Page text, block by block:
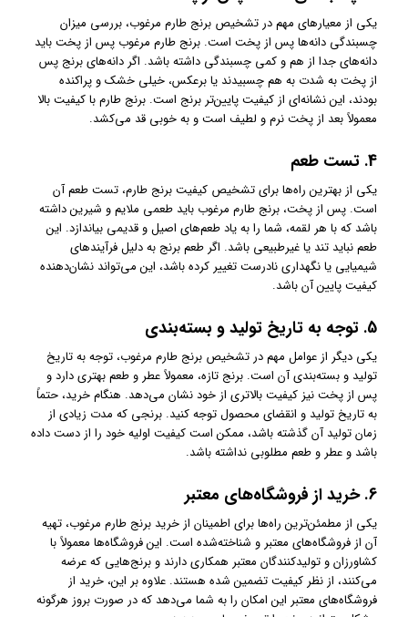
یکی از معیارهای مهم در تشخیص برنج طارم مرغوب، بررسی میزان
چسبندگی دانه‌ها پس از پخت است. برنج طارم مرغوب پس از پخت باید
دانه‌های جدا از هم و کمی چسبندگی داشته باشد. اگر دانه‌های برنج پس
از پخت به شدت به هم چسبیدند یا برعکس، خیلی خشک و پراکنده
بودند، این نشانه‌ای از کیفیت پایین‌تر برنج است. برنج طارم با کیفیت بالا
معمولاً بعد از پخت نرم و لطیف است و به خوبی قد می‌کشد.
4. تست طعم
یکی از بهترین راه‌ها برای تشخیص کیفیت برنج طارم، تست طعم آن
است. پس از پخت، برنج طارم مرغوب باید طعمی ملایم و شیرین داشته
باشد که با هر لقمه، شما را به یاد طعم‌های اصیل و قدیمی بیاندازد. این
طعم نباید تند یا غیرطبیعی باشد. اگر طعم برنج به دلیل فرآیندهای
شیمیایی یا نگهداری نادرست تغییر کرده باشد، این می‌تواند نشان‌دهنده
کیفیت پایین آن باشد.
5. توجه به تاریخ تولید و بسته‌بندی
یکی دیگر از عوامل مهم در تشخیص برنج طارم مرغوب، توجه به تاریخ
تولید و بسته‌بندی آن است. برنج تازه، معمولاً عطر و طعم بهتری دارد و
پس از پخت نیز کیفیت بالاتری از خود نشان می‌دهد. هنگام خرید، حتماً
به تاریخ تولید و انقضای محصول توجه کنید. برنجی که مدت زیادی از
زمان تولید آن گذشته باشد، ممکن است کیفیت اولیه خود را از دست داده
باشد و عطر و طعم مطلوبی نداشته باشد.
6. خرید از فروشگاه‌های معتبر
یکی از مطمئن‌ترین راه‌ها برای اطمینان از خرید برنج طارم مرغوب، تهیه
آن از فروشگاه‌های معتبر و شناخته‌شده است. این فروشگاه‌ها معمولاً با
کشاورزان و تولیدکنندگان معتبر همکاری دارند و برنج‌هایی که عرضه
می‌کنند، از نظر کیفیت تضمین شده هستند. علاوه بر این، خرید از
فروشگاه‌های معتبر این امکان را به شما می‌دهد که در صورت بروز هرگونه